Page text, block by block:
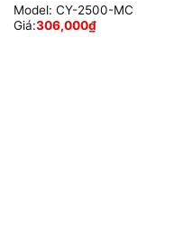
Model: CY-2500-MC
Giá:306,000₫